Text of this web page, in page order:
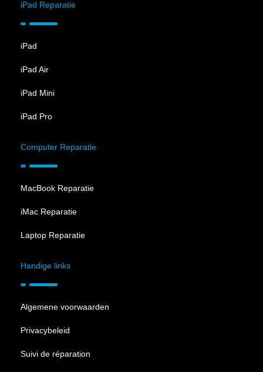
iPad Reparatie
iPad
iPad Air
iPad Mini
iPad Pro
Computer Reparatie
MacBook Reparatie
iMac Reparatie
Laptop Reparatie
Handige links
Algemene voorwaarden
Privacybeleid
Suivi de réparation